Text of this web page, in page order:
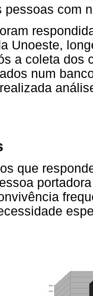
pessoas com
Unoeste,
a coleta dos
num
que